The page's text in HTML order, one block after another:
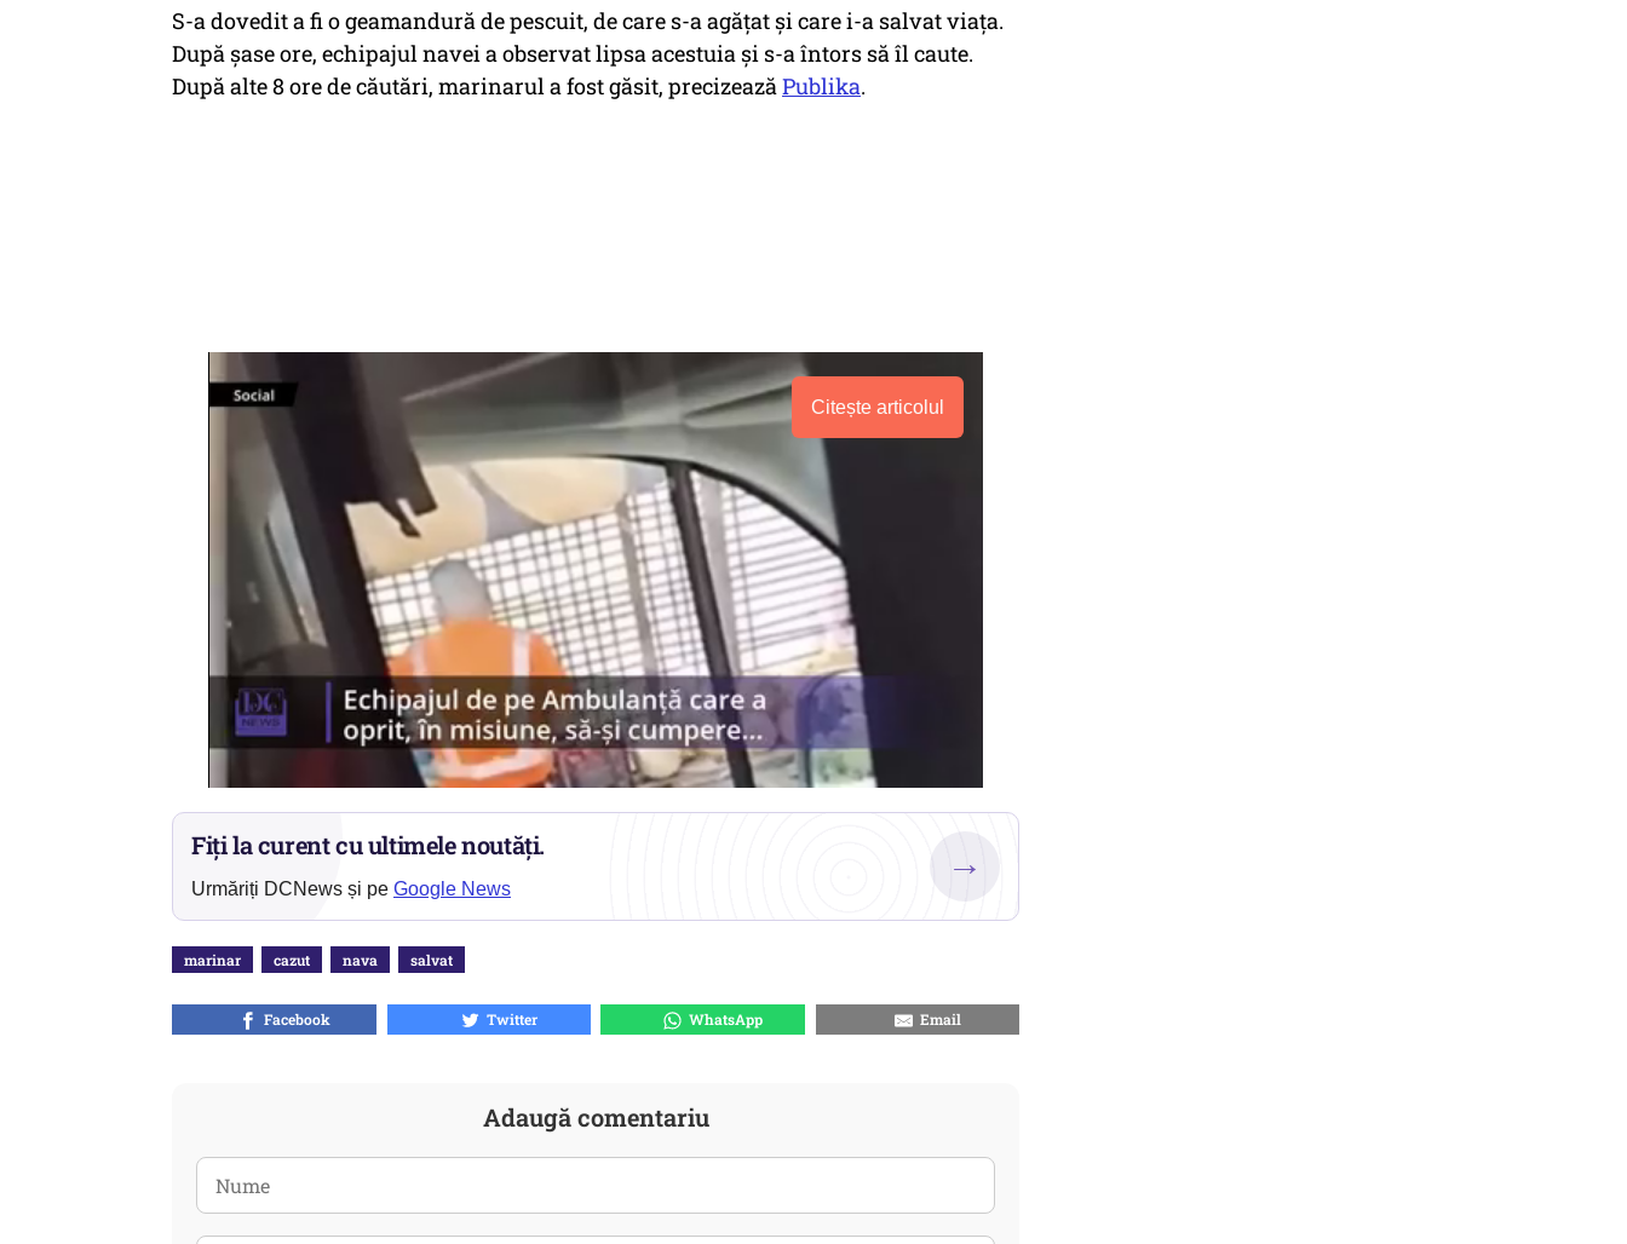
S-a dovedit a fi o geamandură de pescuit, de care s-a agăţat şi care i-a salvat viaţa.
După șase ore, echipajul navei a observat lipsa acestuia şi s-a întors să îl caute.
După alte 8 ore de căutări, marinarul a fost găsit, precizeazăPublika.
Citește articolul
Fiți la curent cu ultimele noutăți.
Urmăriți DCNews și pe Google News
→
marinar cazut nava salvat
Facebook Twitter WhatsApp Email
Adaugă comentariu